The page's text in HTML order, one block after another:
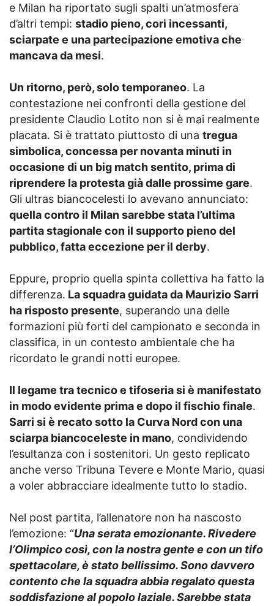
e Milan ha riportato sugli spalti un’atmosfera
d’altri tempi: stadio pieno, cori incessanti,
sciarpate e una partecipazione emotiva che
mancava da mesi.
Un ritorno, però, solo temporaneo. La
contestazione nei confronti della gestione del
presidente Claudio Lotito non si è mai realmente
placata. Si è trattato piuttosto di una tregua
simbolica, concessa per novanta minuti in
occasione di un big match sentito, prima di
riprendere la protesta già dalle prossime gare.
Gli ultras biancocelesti lo avevano annunciato:
quella contro il Milan sarebbe stata l’ultima
partita stagionale con il supporto pieno del
pubblico, fatta eccezione per il derby.
Eppure, proprio quella spinta collettiva ha fatto la
differenza. La squadra guidata da Maurizio Sarri
ha risposto presente, superando una delle
formazioni più forti del campionato e seconda in
classifica, in un contesto ambientale che ha
ricordato le grandi notti europee.
Il legame tra tecnico e tifoseria si è manifestato
in modo evidente prima e dopo il fischio finale.
Sarri si è recato sotto la Curva Nord con una
sciarpa biancoceleste in mano, condividendo
l’esultanza con i sostenitori. Un gesto replicato
anche verso Tribuna Tevere e Monte Mario, quasi
a voler abbracciare idealmente tutto lo stadio.
Nel post partita, l’allenatore non ha nascosto
l’emozione: “Una serata emozionante. Rivedere
l’Olimpico così, con la nostra gente e con un tifo
spettacolare, è stato bellissimo. Sono davvero
contento che la squadra abbia regalato questa
soddisfazione al popolo laziale. Sarebbe stata